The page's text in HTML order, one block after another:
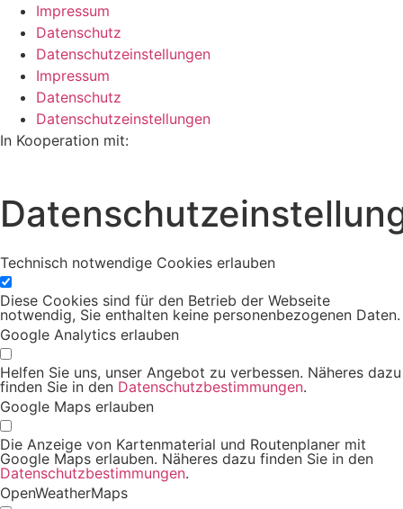
Impressum
Datenschutz
Datenschutzeinstellungen
Impressum
Datenschutz
Datenschutzeinstellungen
In Kooperation mit:
Technisch notwendige Cookies erlauben
Diese Cookies sind für den Betrieb der Webseite
notwendig, Sie enthalten keine personenbezogenen Daten.
Google Analytics erlauben
Helfen Sie uns, unser Angebot zu verbessen. Näheres dazu
finden Sie in den Datenschutzbestimmungen.
Google Maps erlauben
Die Anzeige von Kartenmaterial und Routenplaner mit
Google Maps erlauben. Näheres dazu finden Sie in den
Datenschutzbestimmungen.
OpenWeatherMaps